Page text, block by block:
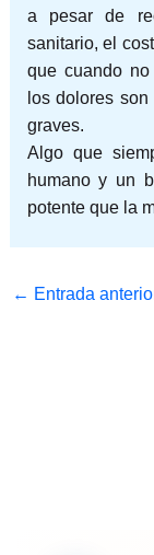
a pesar de
sanitario, el
que cuando
los dolores
graves.
Algo que
humano y un
potente que la
← Entrada